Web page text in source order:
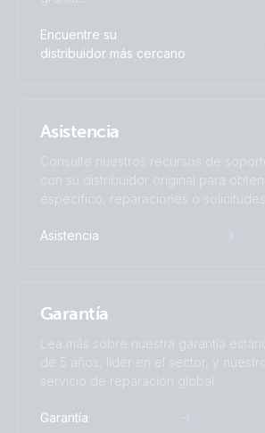
Encuentre su
distribuidor más cercano
Asistencia
Consulte nuestros recursos de
con su distribuidor original para
específico, reparaciones o
Asistencia
Garantía
Lea más sobre nuestra garantía
de 5 años, líder en el sector, y nuestro
servicio de reparación global.
Garantía